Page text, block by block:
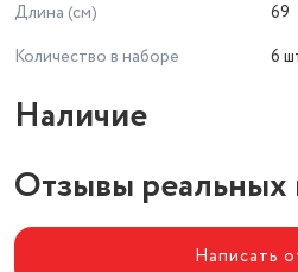
Длина (см)
69
Количество в наборе
6
Наличие
Отзывы реальных
Написать